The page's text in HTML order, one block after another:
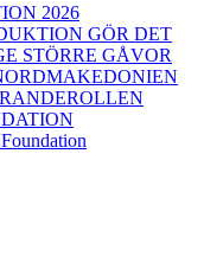
2026
GÖR DET
STÖRRE GÅVOR